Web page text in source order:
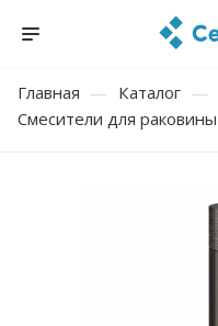
Главная — Каталог —
Смесители для раковины